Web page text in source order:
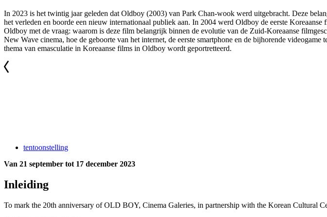
In 2023 is het twintig jaar geleden dat Oldboy (2003) van Park Chan-wook werd uitgebracht. Deze
het verleden en boorde een nieuw internationaal publiek aan. In 2004 werd Oldboy de eerste
Oldboy met de vraag: waarom is deze film belangrijk binnen de evolutie van de Zuid-Koreaanse
New Wave cinema, hoe de geboorte van het internet, de eerste smartphone en de bijhorende
thema van emasculatie in Koreaanse films in Oldboy wordt geportretteerd.
tentoonstelling
Van 21 september tot 17 december 2023
Inleiding
To mark the 20th anniversary of OLD BOY, Cinema Galeries, in partnership with the Korean Cultural